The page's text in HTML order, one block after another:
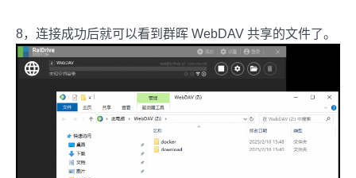
8，连接成功后就可以看到群晖 WebDAV 共享的文件了。